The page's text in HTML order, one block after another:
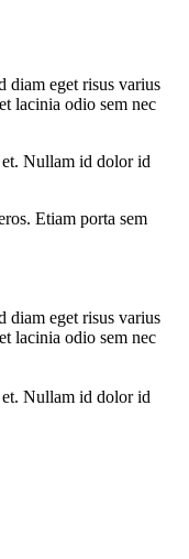
diam eget risus varius
lacinia odio sem nec
et. Nullam id dolor id
Etiam porta sem
diam eget risus varius
lacinia odio sem nec
et. Nullam id dolor id